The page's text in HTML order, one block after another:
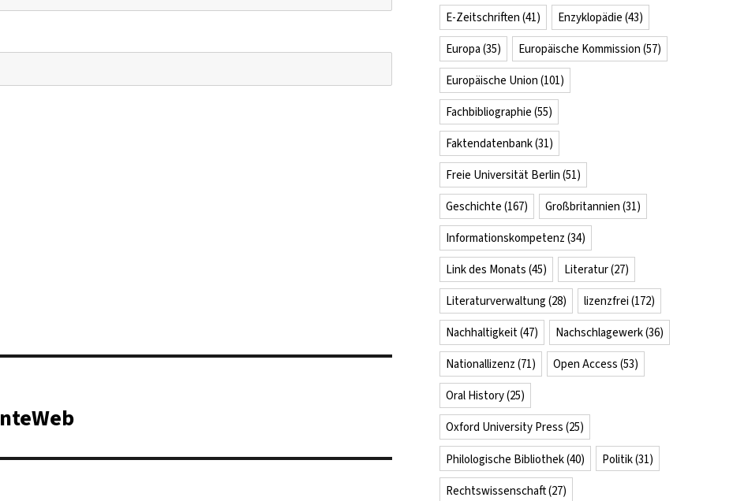
E-Zeitschriften (41) Enzyklopädie (43)
Europa (35) Europäische Kommission (57)
Europäische Union (101)
Fachbibliographie (55)
Faktendatenbank(31)
Freie Universität Berlin (51)
Geschichte (167) Großbritannien (31)
Informationskompetenz (34)
Link des Monats (45) Literatur(27)
Literaturverwaltung (28) lizenzfrei (172)
Nachhaltigkeit(47) Nachschlagewerk(36)
Nationallizenz (71) Open Access (53)
Oral History(25)
Oxford University Press (25)
Philologische Bibliothek(40) Politik(31)
Rechtswissenschaft(27)